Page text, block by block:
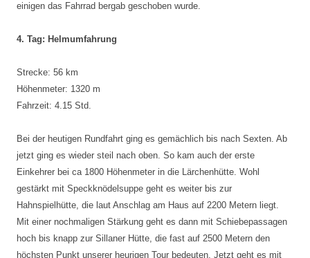
einigen das Fahrrad bergab geschoben wurde.
4. Tag: Helmumfahrung
Strecke: 56 km
Höhenmeter: 1320 m
Fahrzeit: 4.15 Std.
Bei der heutigen Rundfahrt ging es gemächlich bis nach Sexten. Ab
jetzt ging es wieder steil nach oben. So kam auch der erste
Einkehrer bei ca 1800 Höhenmeter in die Lärchenhütte. Wohl
gestärkt mit Speckknödelsuppe geht es weiter bis zur
Hahnspielhütte, die laut Anschlag am Haus auf 2200 Metern liegt.
Mit einer nochmaligen Stärkung geht es dann mit Schiebepassagen
hoch bis knapp zur Sillaner Hütte, die fast auf 2500 Metern den
höchsten Punkt unserer heurigen Tour bedeuten. Jetzt geht es mit